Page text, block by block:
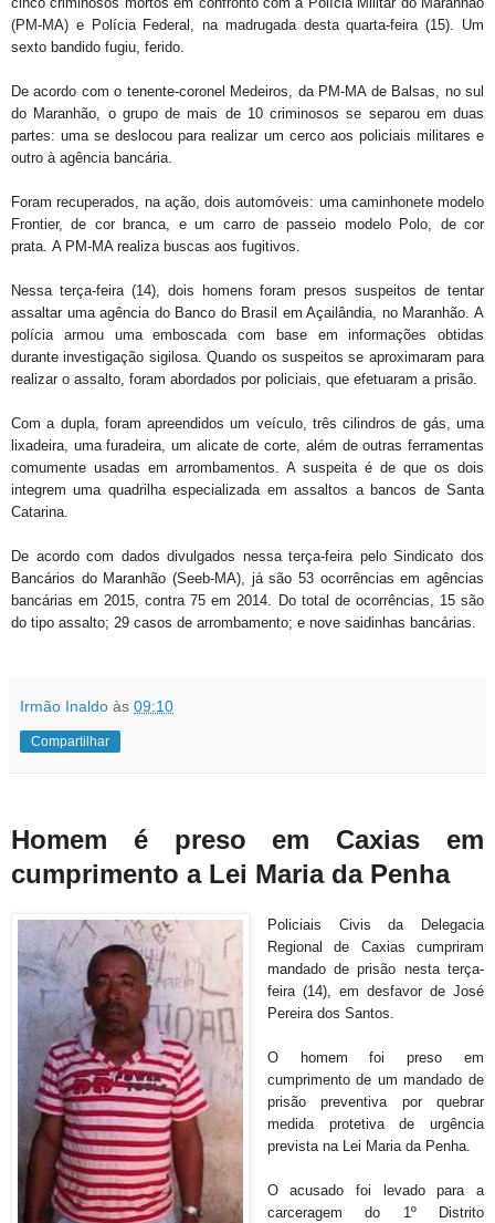
(PM-MA) e Polícia Federal, na madrugada desta quarta-feira (15). Um
sexto bandido fugiu, ferido.
De acordo com o tenente-coronel Medeiros, da PM-MA de Balsas, no sul
do Maranhão, o grupo de mais de 10 criminosos se separou em duas
partes: uma se deslocou para realizar um cerco aos policiais militares e
outro à agência bancária.
Foram recuperados, na ação, dois automóveis: uma caminhonete modelo
Frontier, de cor branca, e um carro de passeio modelo Polo, de cor
prata. A PM-MA realiza buscas aos fugitivos.
Nessa terça-feira (14), dois homens foram presos suspeitos de tentar
assaltar uma agência do Banco do Brasil em Açailândia, no Maranhão. A
polícia armou uma emboscada com base em informações obtidas
durante investigação sigilosa. Quando os suspeitos se aproximaram para
realizar o assalto, foram abordados por policiais, que efetuaram a prisão.
Com a dupla, foram apreendidos um veículo, três cilindros de gás, uma
lixadeira, uma furadeira, um alicate de corte, além de outras ferramentas
comumente usadas em arrombamentos. A suspeita é de que os dois
integrem uma quadrilha especializada em assaltos a bancos de Santa
Catarina.
De acordo com dados divulgados nessa terça-feira pelo Sindicato dos
Bancários do Maranhão (Seeb-MA), já são 53 ocorrências em agências
bancárias em 2015, contra 75 em 2014. Do total de ocorrências, 15 são
do tipo assalto; 29 casos de arrombamento; e nove saidinhas bancárias.
Irmão Inaldo às 09:10
Compartilhar
Homem é preso em Caxias em
cumprimento a Lei Maria da Penha
Policiais Civis da Delegacia
Regional de Caxias cumpriram
mandado de prisão nesta terça-
feira (14), em desfavor de José
Pereira dos Santos.
O homem foi preso em
cumprimento de um mandado de
prisão preventiva por quebrar
medida protetiva de urgência
prevista na Lei Maria da Penha.
O acusado foi levado para a
carceragem do 1º Distrito